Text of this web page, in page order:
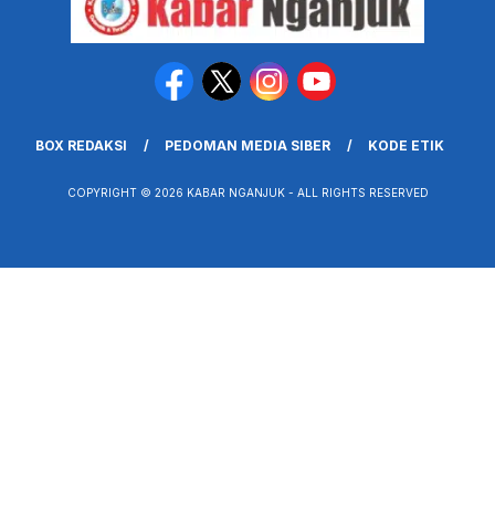
BOX REDAKSI PEDOMAN MEDIA SIBER KODE ETIK
COPYRIGHT © 2026 KABAR NGANJUK - ALL RIGHTS RESERVED